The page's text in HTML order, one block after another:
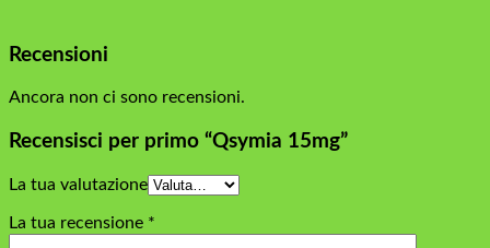
Recensioni
Ancora non ci sono recensioni.
Recensisci per primo “Qsymia 15mg”
La tua valutazione
La tua recensione *